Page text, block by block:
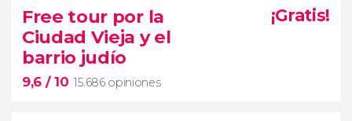
3.090 opiniones
paseo en barco por Praga
río Moldava
Free tour por la
Ciudad Vieja y el
barrio judío
9,6 / 10 15.686 opiniones
¡Gratis!